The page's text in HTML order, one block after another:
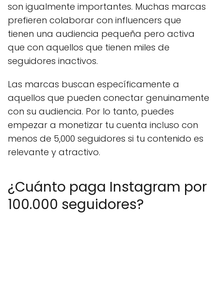
son igualmente importantes. Muchas marcas
prefieren colaborar con influencers que
tienen una audiencia pequeña pero activa
que con aquellos que tienen miles de
seguidores inactivos.
Las marcas buscan específicamente a
aquellos que pueden conectar genuinamente
con su audiencia. Por lo tanto, puedes
empezar a monetizar tu cuenta incluso con
menos de 5,000 seguidores si tu contenido es
relevante y atractivo.
¿Cuánto paga Instagram por
100.000 seguidores?